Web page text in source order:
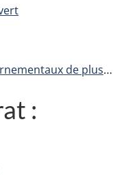
de plus de 10 000 $
: